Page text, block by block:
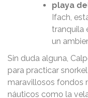
playa
Ifach,
tranquila
un
Sin duda alguna,
para practicar
maravillosos fondos
náuticos como la